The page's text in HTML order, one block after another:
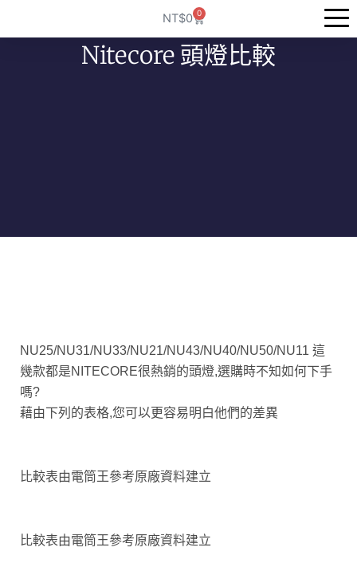
NT$0 0
購
物
籃
Nitecore 頭燈比較
NU25/NU31/NU33/NU21/NU43/NU40/NU50/NU11 這
幾款都是NITECORE很熱銷的頭燈,選購時不知如何下手
嗎?
藉由下列的表格,您可以更容易明白他們的差異
比較表由電筒王參考原廠資料建立
比較表由電筒王參考原廠資料建立